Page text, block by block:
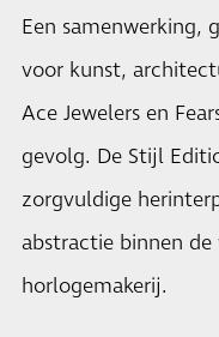
Een samenwerking,
voor kunst,
Ace Jewelers en
gevolg. De Stijl
zorgvuldige
abstractie binnen
horlogemakerij.